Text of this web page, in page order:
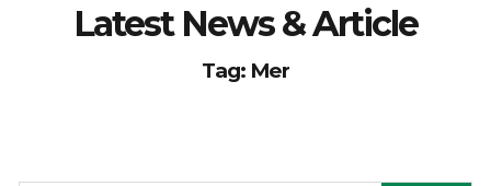
Latest News & Article
Tag: Mer